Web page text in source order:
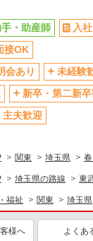
：35000円
県春日部市
詳
部駅＞元気も、プ
OK/看護助手
給1600円〜2250円
給(ガソリン代含む)
部市内
詳
社割・特典
療・介護・福祉
・助産師
ミドル（40
社会保険あ
・助産師
入
接OK
会あり
未経験
新卒・第二新
主夫歓迎
関東 埼玉県
埼玉県の路線 東
福祉 関東 埼玉県
様へ よくあ